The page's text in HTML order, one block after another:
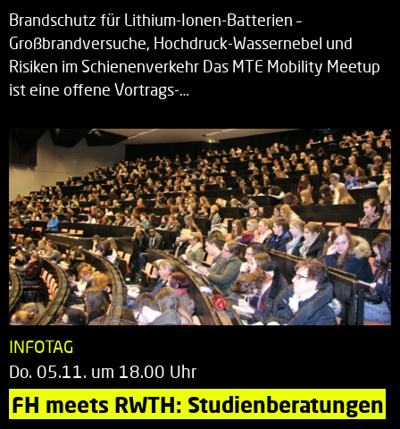
Brandschutz für Lithium-Ionen-Batterien –
Großbrandversuche, Hochdruck-Wassernebel und
Risiken im Schienenverkehr Das MTE Mobility Meetup
ist eine offene Vortrags-…
INFOTAG
Do. 05.11. um 18.00 Uhr
FH meets RWTH: Studienberatungen